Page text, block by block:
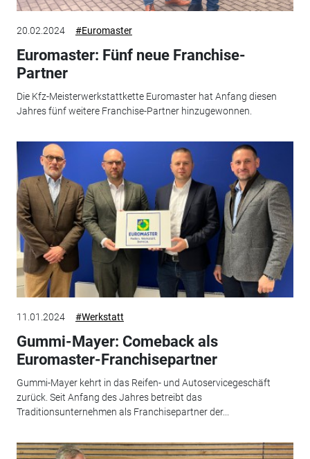
20.02.2024 #Euromaster
Euromaster: Fünf neue Franchise-
Partner
Die Kfz-Meisterwerkstattkette Euromaster hat Anfang diesen
Jahres fünf weitere Franchise-Partner hinzugewonnen.
11.01.2024 #Werkstatt
Gummi-Mayer: Comeback als
Euromaster-Franchisepartner
Gummi-Mayer kehrt in das Reifen- und Autoservicegeschäft
zurück. Seit Anfang des Jahres betreibt das
Traditionsunternehmen als Franchisepartner der...